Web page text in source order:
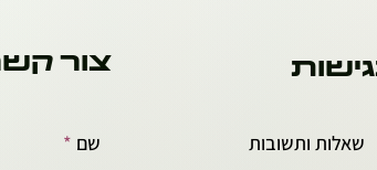
צור
שם שאלות ותשובות